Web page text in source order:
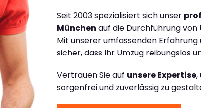
Seit 2003 spezialisiert sich unser
München auf die Durchführung von
Mit unserer umfassenden
sicher, dass Ihr Umzug reibungslos
Vertrauen Sie auf unsere Expertise,
sorgenfrei und zuverlässig zu